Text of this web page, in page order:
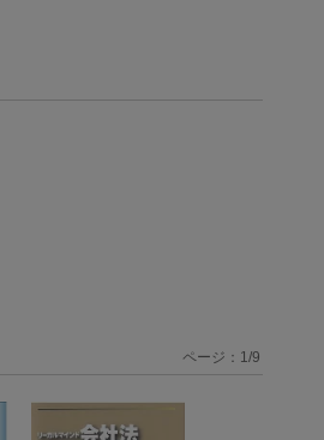
ページ： 1 /9